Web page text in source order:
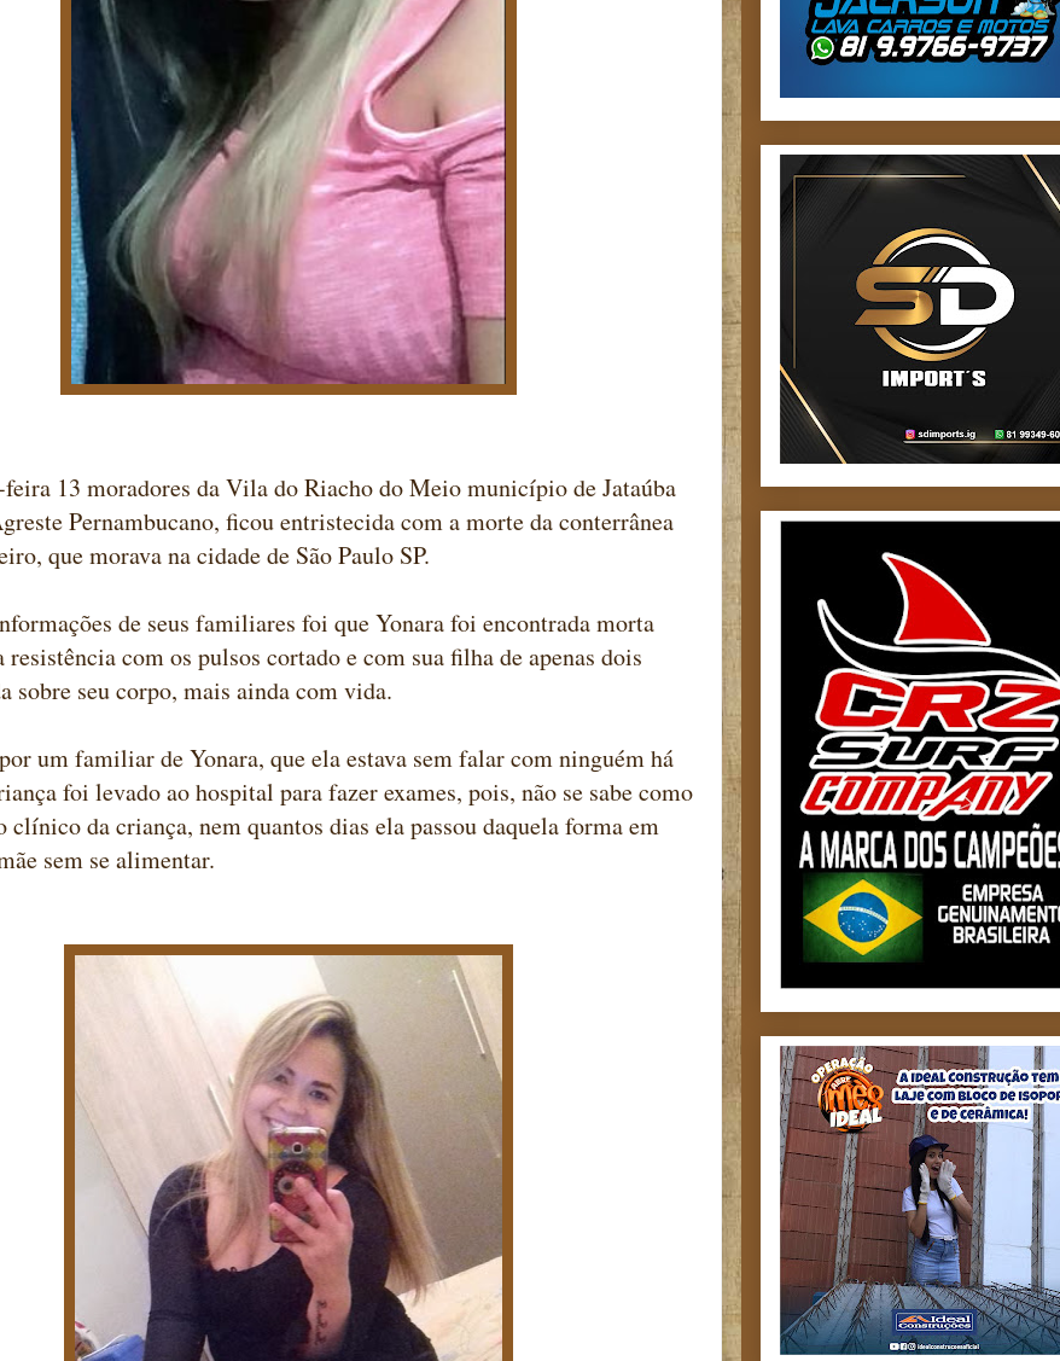
13 moradores da Vila do Riacho do Meio município de Jataúba
Pernambucano, ficou entristecida com a morte da conterrânea
que morava na cidade de São Paulo SP.
de seus familiares foi que Yonara foi encontrada morta
resistência com os pulsos cortado e com sua filha de apenas dois
sobre seu corpo, mais ainda com vida.
um familiar de Yonara, que ela estava sem falar com ninguém há
foi levado ao hospital para fazer exames, pois, não se sabe como
clínico da criança, nem quantos dias ela passou daquela forma em
sem se alimentar.